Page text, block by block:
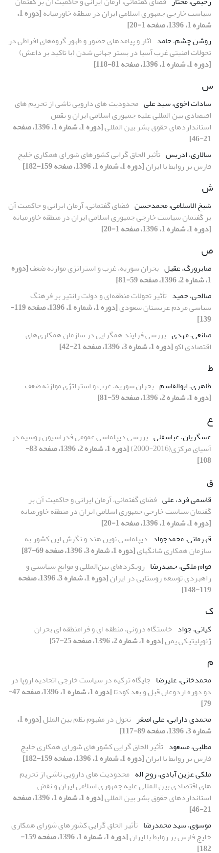
سیاست خارجی جمهوری اسلامی ایران در منطقه خاورمیانه
[دوره 1،
شماره 1، 1396، صفحه 1-20]
روشن چشم، حامد آثار و پیامدهای حضور و ظهور گروه‌های افراطی در
تحولات امنیتی غرب آسیا در بستر جهانی شدن (با تاکید بر داعش)
[دوره 1، شماره 1، 1396، صفحه 81-118]
س
سادات اخوی، سید علی محدودیت های دارویی ناشی از تحریم های
اقتصادی بین المللی علیه جمهوری اسلامی ایران و نقض
استانداردهای حقوق بشر بین المللی
[دوره 1، شماره 1، 1396، صفحه
21-46]
سالاری، ادریس تأثیر الحاق گرایی کشورهای شورای همکاری خلیج
فارس بر روابط با ایران[دوره 1، شماره 1، 1396، صفحه 159-182]
ش
شیخ الاسلامی، محمدحسن فضای گفتمانی، آرمان ایرانی و حاکمیت آن
بر گفتمان سیاست خارجی جمهوری اسلامی ایران در منطقه خاورمیانه
[دوره 1، شماره 1، 1396، صفحه 1-20]
ص
صابرورگ، عقیل بحران سوریه، غرب و استراتژی موازنه ضعف[دوره
1، شماره 2، 1396، صفحه 59-81]
صالحی، حمید تأثیر تحولات منطقه‌ای و دولت رانتیر بر فرهنگ
سیاسی مردم عربستان سعودی
[دوره 1، شماره 1، 1396، صفحه 119-
139]
صانعی، مهدی بررسی فرایند همگرایی در سازمان همکاری‌های
اقتصادی اکو[دوره 1، شماره 3، 1396، صفحه 21-42]
ط
طاهری، ابوالقاسم بحران سوریه، غرب و استراتژی موازنه ضعف
[دوره 1، شماره 2، 1396، صفحه 59-81]
ع
عسگریان، عباسقلی بررسی دیپلماسی ‌عمومی فدراسیون روسیه در
آسیای مرکزی(2016-2000)
[دوره 1، شماره 2، 1396، صفحه 83-
108]
ق
قاسمی فرد، علی فضای گفتمانی، آرمان ایرانی و حاکمیت آن بر
گفتمان سیاست خارجی جمهوری اسلامی ایران در منطقه خاورمیانه
[دوره 1، شماره 1، 1396، صفحه 1-20]
قهرمانی، محمدجواد دیپلماسی نوین هند و نگرش این کشور به
سازمان همکاری شانگهای[دوره 1، شماره 3، 1396، صفحه 69-87]
قوام ملکی، حمیدرضا رویکردهای بین‌المللی و موانع سیاستی و
راهبردی توسعه روستایی در ایران
[دوره 1، شماره 3، 1396، صفحه
119-148]
ک
کیانی، جواد خاستگاه درونی، منطقه ای و فرامنطقه ای بحران
ژئوپلیتیکی یمن[دوره 1، شماره 2، 1396، صفحه 25-57]
م
محمدخانی، علیرضا جایگاه ترکیه در سیاست خارجی اتحادیه اروپا در
دو دوره اردوغان قبل و بعد کودتا
[دوره 1، شماره 1، 1396، صفحه 47-
79]
محمدی دارابی، علی اصغر تحول در مفهوم نظم بین الملل
[دوره 1،
شماره 3، 1396، صفحه 89-117]
مطلبی، مسعود تأثیر الحاق گرایی کشورهای شورای همکاری خلیج
فارس بر روابط با ایران[دوره 1، شماره 1، 1396، صفحه 159-182]
ملکی عزین آبادی، روح اله محدودیت های دارویی ناشی از تحریم
های اقتصادی بین المللی علیه جمهوری اسلامی ایران و نقض
استانداردهای حقوق بشر بین المللی
[دوره 1، شماره 1، 1396، صفحه
21-46]
موسوی، سید محمدرضا تأثیر الحاق گرایی کشورهای شورای همکاری
خلیج فارس بر روابط با ایران
[دوره 1، شماره 1، 1396، صفحه 159-
182]